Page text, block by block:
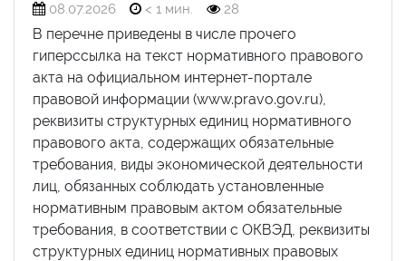
08.07.2026 < 1 мин. 28
В перечне приведены в числе прочего
гиперссылка на текст нормативного правового
акта на официальном интернет-портале
правовой информации (www.pravo.gov.ru),
реквизиты структурных единиц нормативного
правового акта, содержащих обязательные
требования, виды экономической деятельности
лиц, обязанных соблюдать установленные
нормативным правовым актом обязательные
требования, в соответствии с ОКВЭД, реквизиты
структурных единиц нормативных правовых